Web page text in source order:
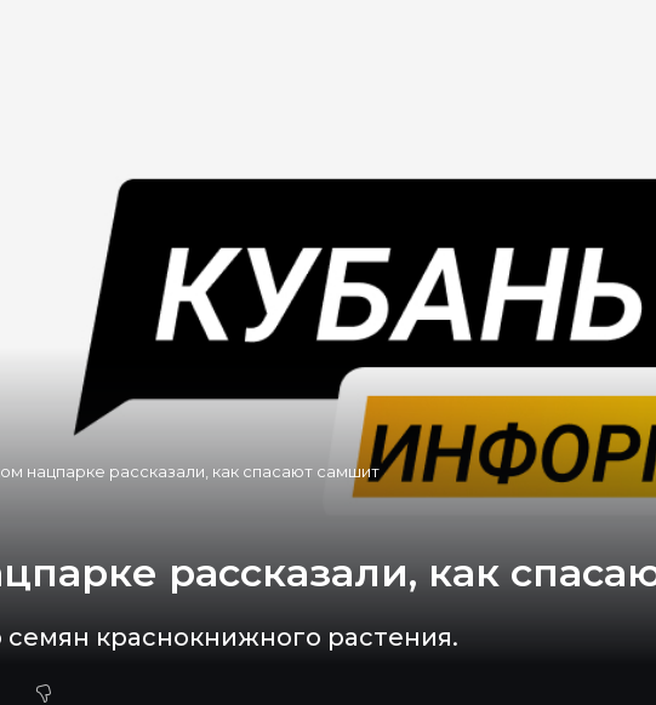
нацпарке рассказали, как спасают самшит
рассказали, как
семян краснокнижного растения.